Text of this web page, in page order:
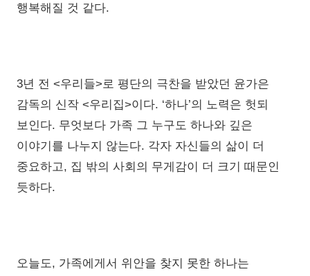
행복해질 것 같다.
3년 전 <우리들>로 평단의 극찬을 받았던 윤가은
감독의 신작 <우리집>이다. ‘하나’의 노력은 헛되
보인다. 무엇보다 가족 그 누구도 하나와 깊은
이야기를 나누지 않는다. 각자 자신들의 삶이 더
중요하고, 집 밖의 사회의 무게감이 더 크기 때문인
듯하다.
오늘도, 가족에게서 위안을 찾지 못한 하나는